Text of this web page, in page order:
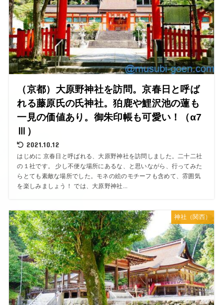
（京都）大原野神社を訪問。京春日と呼ば
れる藤原氏の氏神社。狛鹿や鯉沢池の蓮も
一見の価値あり。御朱印帳も可愛い！（α7
Ⅲ）
2021.10.12
はじめに 京春日と呼ばれる、大原野神社を訪問しました。二十二社
の１社です。 少し不便な場所にあるな、と思いながら、行ってみた
らとても素敵な場所でした。モネの絵のモチーフも含めて、雰囲気
を楽しみましょう！ では、大原野神社...
神社（関西）